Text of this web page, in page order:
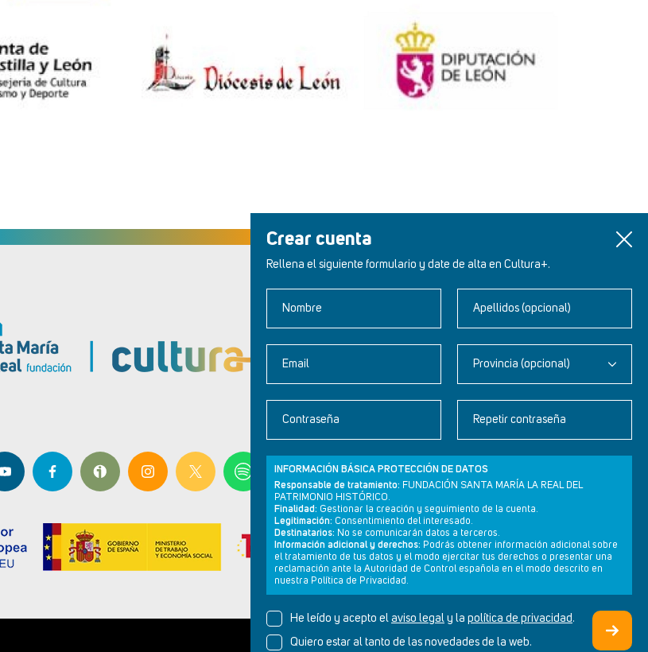
Crear cuenta
Rellena el siguiente formulario y date de alta en Cultura+.
Nombre Apellidos (opcional)
Email Provincia (opcional)
Contraseña Repetir contraseña
INFORMACIÓN BÁSICA PROTECCIÓN DE DATOS
Responsable de tratamiento: FUNDACIÓN SANTA MARÍA LA REAL DEL
PATRIMONIO HISTÓRICO.
Finalidad: Gestionar la creación y seguimiento de la cuenta.
Legitimación: Consentimiento del interesado.
Destinatarios: No se comunicarán datos a terceros.
Información adicional y derechos: Podrás obtener información adicional sobre
el tratamiento de tus datos y el modo ejercitar tus derechos o presentar una
reclamación ante la Autoridad de Control española en el modo descrito en
nuestra Política de Privacidad.
He leído y acepto el aviso legal y la política de privacidad.
Quiero estar al tanto de las novedades de la web.
Newsletter
Aviso legal
Política de privacidad
Política de cookies
DISEÑO WEB SGM